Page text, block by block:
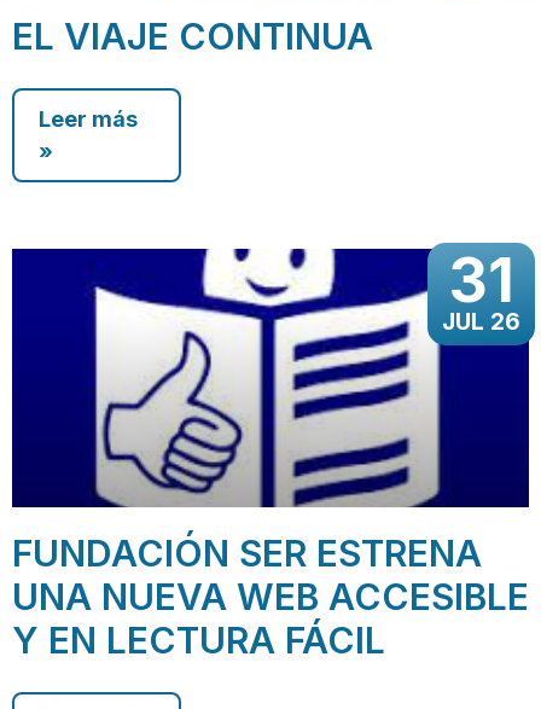
EL VIAJE CONTINUA
Leer más
»
31
JUL 26
FUNDACIÓN SER ESTRENA
UNA NUEVA WEB ACCESIBLE
Y EN LECTURA FÁCIL